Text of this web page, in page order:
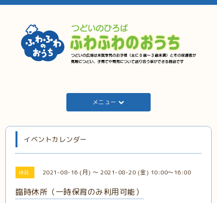
メニュー
イベントカレンダー
休日 2021-08-16 (月) ～ 2021-08-20 (金) 10:00～16:00
臨時休所（一時保育のみ利用可能）